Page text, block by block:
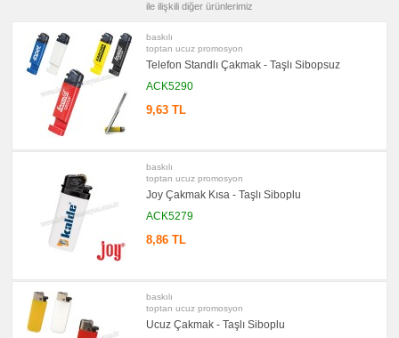
ile ilişkili diğer ürünlerimiz
baskılı
toptan ucuz promosyon
Telefon Standlı Çakmak - Taşlı Sibopsuz
ACK5290
9,63 TL
baskılı
toptan ucuz promosyon
Joy Çakmak Kısa - Taşlı Siboplu
ACK5279
8,86 TL
baskılı
toptan ucuz promosyon
Ucuz Çakmak - Taşlı Siboplu
Kalemlik
promosyon
Kartvizitlik
promosyon
Radyo
promosyon
promosyon
Bardak
Altlığı
&
Para
Tabağı
Çantası
&
Sekreter
Bloknot